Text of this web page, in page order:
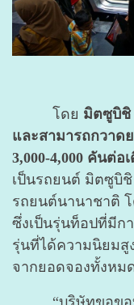
โดย มิตซูบิชิ
และสามารถกวาด
3,000-4,000 คันต่อ
เป็นรถยนต์ มิตซูบิ
รถยนต์นานาชาติ
ซึ่งเป็นรุ่นท็อปที่มีก
รุ่นที่ได้ความนิยมสู
จากยอดจองทั้งหม
“บริษัทขอขอบ